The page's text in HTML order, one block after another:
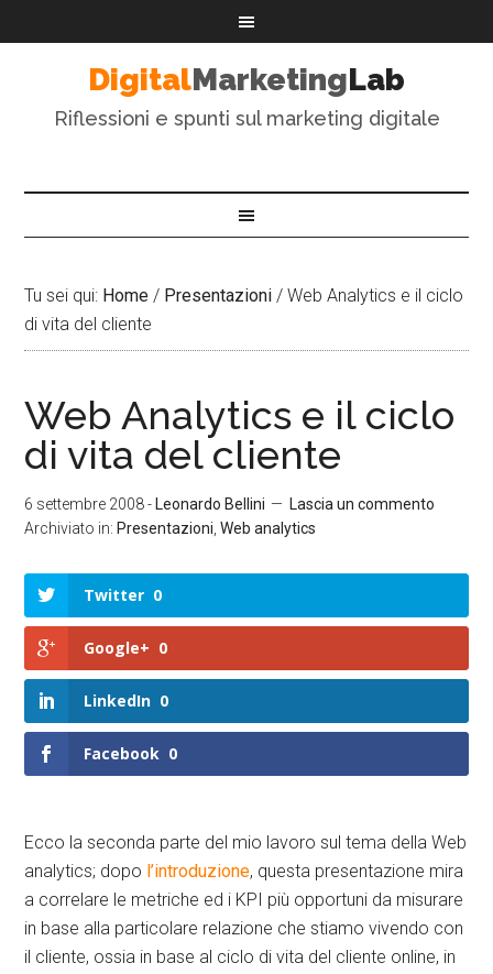
DigitalMarketingLab
Riflessioni e spunti sul marketing digitale
Tu sei qui: Home / Presentazioni / Web Analytics e il ciclo
di vita del cliente
Web Analytics e il ciclo
di vita del cliente
6 settembre 2008- Leonardo Bellini
Lascia un commento
Archiviato in: Presentazioni ,Web analytics
Twitter 0
Google+ 0
LinkedIn 0
Facebook 0
Ecco la seconda parte del mio lavoro sul tema della Web
analytics; dopo l’introduzione, questa presentazione mira
a correlare le metriche ed i KPI più opportuni da misurare
in base alla particolare relazione che stiamo vivendo con
il cliente, ossia in base al ciclo di vita del cliente online, in